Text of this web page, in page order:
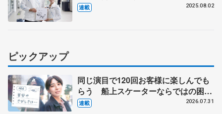
「守りに入らず」【ミラノ・コルティ
連載 2025.08.02
ピックアップ
同じ演目で120回お客様に楽しんでも
らう 船上スケーターならではの困難
とは 影響あったPIW前キャプテン松
連載 2026.07.31